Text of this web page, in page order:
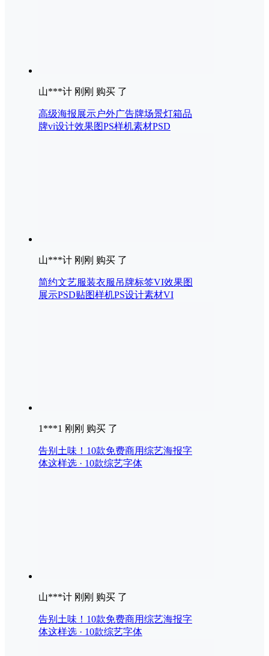
山***计 刚刚 购买 了
高级海报展示户外广告牌场景灯箱品
牌vi设计效果图PS样机素材PSD
山***计 刚刚 购买 了
简约文艺服装衣服吊牌标签VI效果图
展示PSD贴图样机PS设计素材VI
1***1 刚刚 购买 了
告别土味！10款免费商用综艺海报字
体这样选 · 10款综艺字体
山***计 刚刚 购买 了
告别土味！10款免费商用综艺海报字
体这样选 · 10款综艺字体